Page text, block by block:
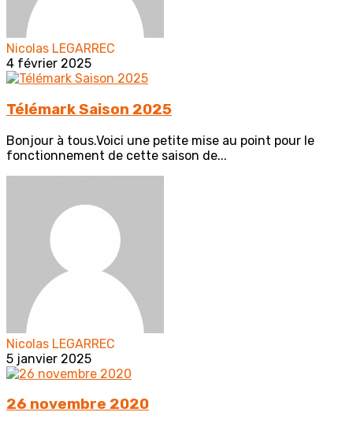
Nicolas LEGARREC
4 février 2025
Télémark Saison 2025
Bonjour à tous.Voici une petite mise au point pour le
fonctionnement de cette saison de...
Nicolas LEGARREC
5 janvier 2025
26 novembre 2020